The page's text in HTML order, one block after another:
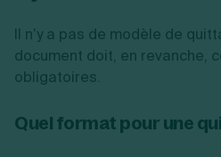
Il n’y a pas de modèle de
document doit, en revanche,
obligatoires.
Quel format pour une